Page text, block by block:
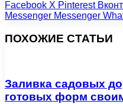
Facebook X Pinterest
Messenger Messenger
ПОХОЖИЕ СТАТЬИ
Заливка садовых
готовых форм